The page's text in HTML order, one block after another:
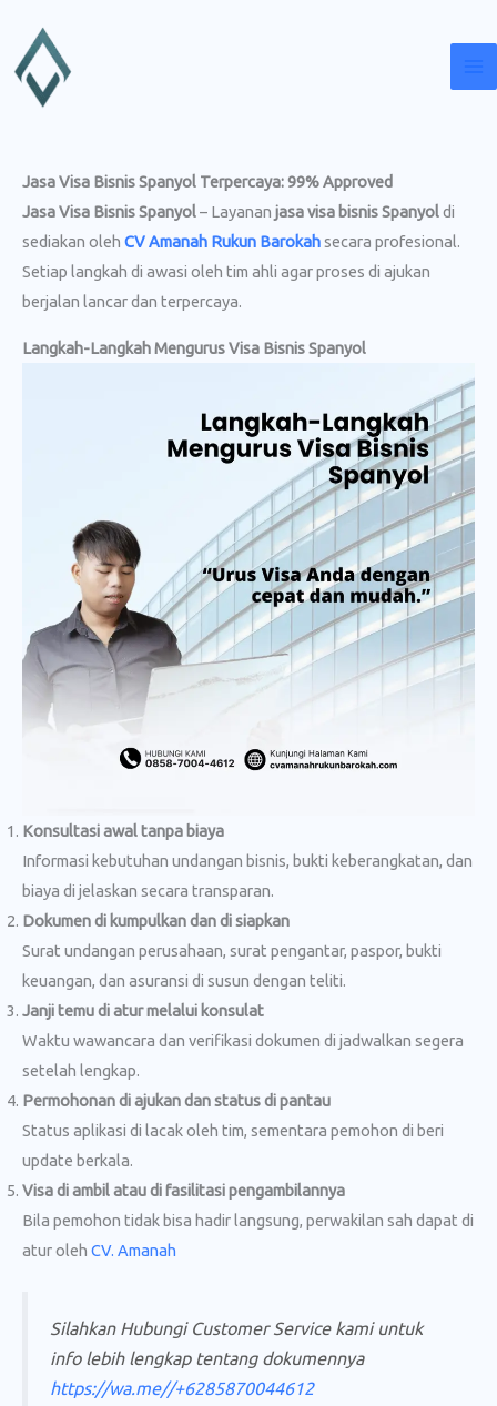
konten
Jasa Visa Bisnis Spanyol Terpercaya: 99% Approved
Jasa Visa Bisnis Spanyol– Layanan jasa visa bisnis Spanyoldi
sediakan oleh CV Amanah Rukun Barokahsecara profesional.
Setiap langkah di awasi oleh tim ahli agar proses di ajukan
berjalan lancar dan terpercaya.
Langkah-Langkah Mengurus Visa Bisnis Spanyol
Konsultasi awal tanpa biaya
Informasi kebutuhan undangan bisnis, bukti keberangkatan, dan
biaya di jelaskan secara transparan.
Dokumen di kumpulkan dan di siapkan
Surat undangan perusahaan, surat pengantar, paspor, bukti
keuangan, dan asuransi di susun dengan teliti.
Janji temu di atur melalui konsulat
Waktu wawancara dan verifikasi dokumen di jadwalkan segera
setelah lengkap.
Permohonan di ajukan dan status di pantau
Status aplikasi di lacak oleh tim, sementara pemohon di beri
update berkala.
Visa di ambil atau di fasilitasi pengambilannya
Bila pemohon tidak bisa hadir langsung, perwakilan sah dapat di
atur oleh CV. Amanah
Silahkan Hubungi Customer Service kami untuk
info lebih lengkap tentang dokumennya
https://wa.me//+6285870044612